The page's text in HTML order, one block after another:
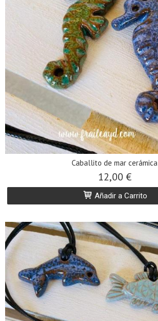
Caballito de mar cerámica
12,00 €
Añadir a Carrito